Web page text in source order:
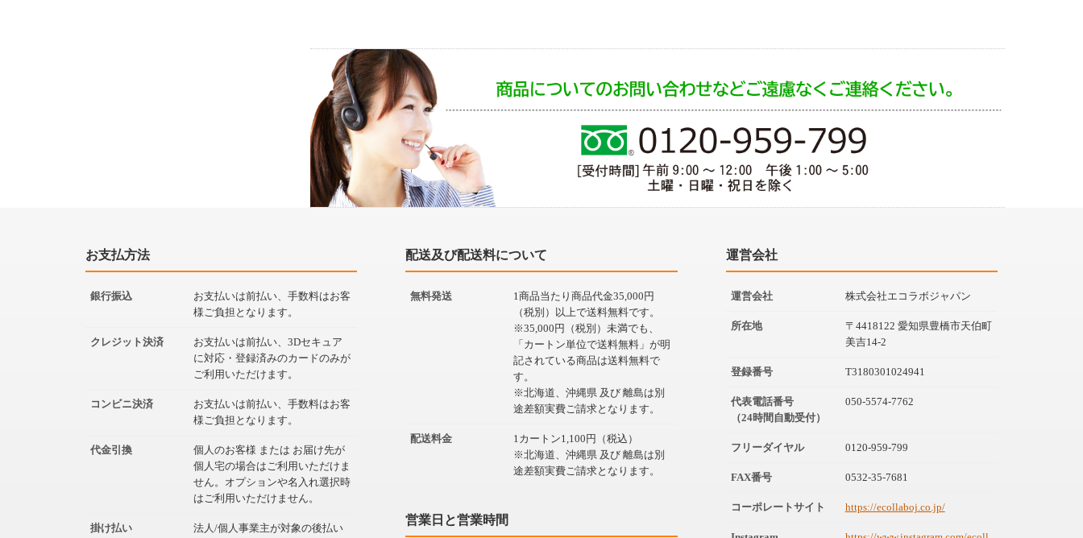
お支払方法
銀行振込
お支払いは前払い、手数料はお客
様ご負担となります。
クレジット決済
お支払いは前払い、3Dセキュア
に対応・登録済みのカードのみが
ご利用いただけます。
コンビニ決済
お支払いは前払い、手数料はお客
様ご負担となります。
代金引換
個人のお客様 または お届け先が
個人宅の場合はご利用いただけま
せん。オプションや名入れ選択時
はご利用いただけません。
掛け払い 法人/個人事業主が対象の後払い
配送及び配送料について
無料発送
1商品当たり商品代金35,000円
（税別）以上で送料無料です。
※35,000円（税別）未満でも、
「カートン単位で送料無料」が明
記されている商品は送料無料で
す。
※北海道、沖縄県 及び 離島は別
途差額実費ご請求となります。
配送料金
1カートン1,100円（税込）
※北海道、沖縄県 及び 離島は別
途差額実費ご請求となります。
営業日と営業時間
運営会社
運営会社 株式会社エコラボジャパン
所在地
〒4418122 愛知県豊橋市天伯町
美吉14-2
登録番号 T3180301024941
代表電話番号
（24時間自動受付）
050-5574-7762
フリーダイヤル 0120-959-799
FAX番号 0532-35-7681
コーポレートサイト https://ecollaboj.co.jp/